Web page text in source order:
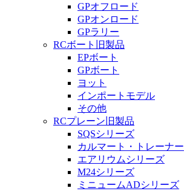
GPオフロード
GPオンロード
GPラリー
RCボート旧製品
EPボート
GPボート
ヨット
インポートモデル
その他
RCプレーン旧製品
SQSシリーズ
カルマート・トレーナー
エアリウムシリーズ
M24シリーズ
ミニュームADシリーズ